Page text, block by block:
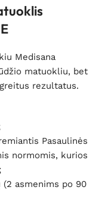
Medisana
matuokliu, bet
rezultatus.
Pasaulinės
normomis, kurios
asmenims po 90